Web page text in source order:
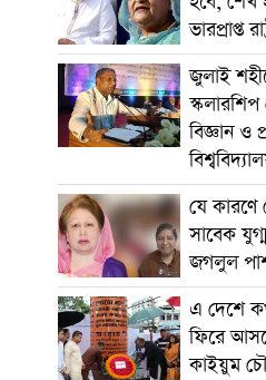
ভারপ্রাপ্ত
জুলাই
বিজ্ঞান ও
যে কারণে
সাবেক
জগলুল
এ দেশে
ফিরে
কাইয়ুম